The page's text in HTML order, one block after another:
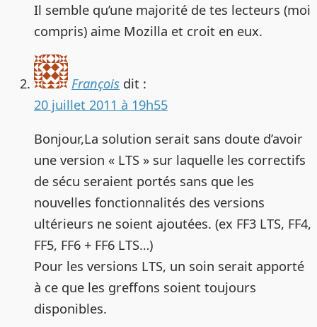
Il semble qu’une majorité de tes lecteurs (moi
compris) aime Mozilla et croit en eux.
François dit :
20 juillet 2011 à 19h55
Bonjour,La solution serait sans doute d’avoir
une version « LTS » sur laquelle les correctifs
de sécu seraient portés sans que les
nouvelles fonctionnalités des versions
ultérieurs ne soient ajoutées. (ex FF3 LTS, FF4,
FF5, FF6 + FF6 LTS…)
Pour les versions LTS, un soin serait apporté
à ce que les greffons soient toujours
disponibles.